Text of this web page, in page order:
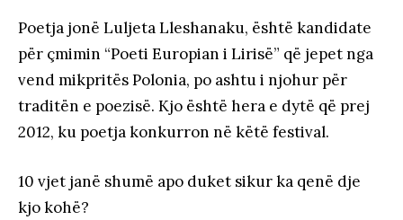
Poetja jonë Luljeta Lleshanaku, është kandidate
për çmimin “Poeti Europian i Lirisë” që jepet nga
vend mikpritës Polonia, po ashtu i njohur për
traditën e poezisë. Kjo është hera e dytë që prej
2012, ku poetja konkurron në këtë festival.
10 vjet janë shumë apo duket sikur ka qenë dje
kjo kohë?